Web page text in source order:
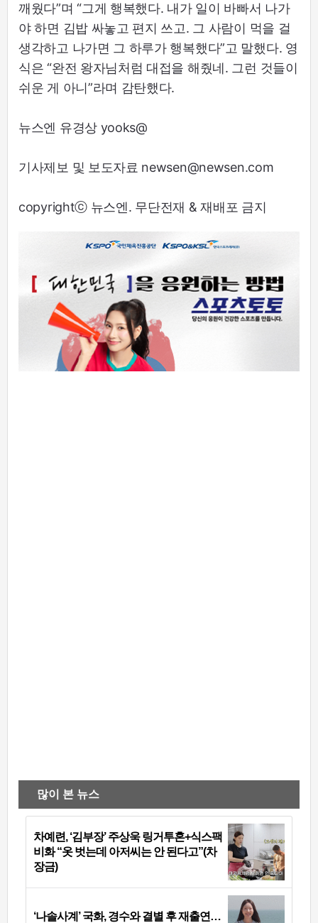
깨웠다”며 “그게 행복했다. 내가 일이 바빠서 나가
야 하면 김밥 싸놓고 편지 쓰고. 그 사람이 먹을 걸
생각하고 나가면 그 하루가 행복했다”고 말했다. 영
식은 “완전 왕자님처럼 대접을 해줬네. 그런 것들이
쉬운 게 아니”라며 감탄했다.
뉴스엔 유경상 yooks@
기사제보 및 보도자료 newsen@newsen.com
copyrightⓒ 뉴스엔. 무단전재 & 재배포 금지
많이 본 뉴스
차예련, ‘김부장’ 주상욱 링거투혼+식스팩
비화 “옷 벗는데 아저씨는 안 된다고”(차
장금)
‘나솔사계’ 국화, 경수와 결별 후 재출연…